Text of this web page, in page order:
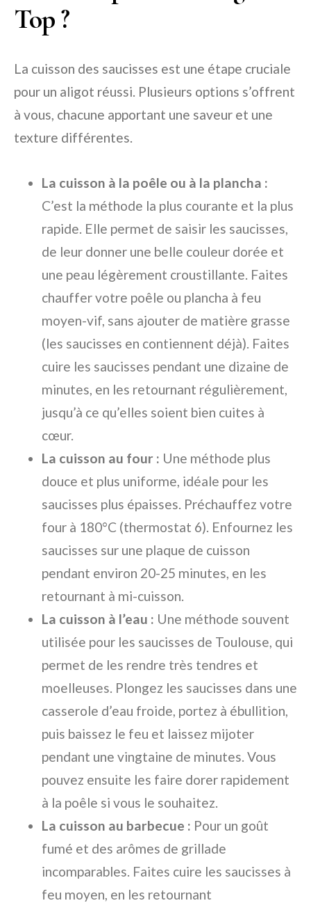
Top ?
La cuisson des saucisses est une étape cruciale
pour un aligot réussi. Plusieurs options s’offrent
à vous, chacune apportant une saveur et une
texture différentes.
La cuisson à la poêle ou à la plancha :
C’est la méthode la plus courante et la plus
rapide. Elle permet de saisir les saucisses,
de leur donner une belle couleur dorée et
une peau légèrement croustillante. Faites
chauffer votre poêle ou plancha à feu
moyen-vif, sans ajouter de matière grasse
(les saucisses en contiennent déjà). Faites
cuire les saucisses pendant une dizaine de
minutes, en les retournant régulièrement,
jusqu’à ce qu’elles soient bien cuites à
cœur.
La cuisson au four : Une méthode plus
douce et plus uniforme, idéale pour les
saucisses plus épaisses. Préchauffez votre
four à 180°C (thermostat 6). Enfournez les
saucisses sur une plaque de cuisson
pendant environ 20-25 minutes, en les
retournant à mi-cuisson.
La cuisson à l’eau : Une méthode souvent
utilisée pour les saucisses de Toulouse, qui
permet de les rendre très tendres et
moelleuses. Plongez les saucisses dans une
casserole d’eau froide, portez à ébullition,
puis baissez le feu et laissez mijoter
pendant une vingtaine de minutes. Vous
pouvez ensuite les faire dorer rapidement
à la poêle si vous le souhaitez.
La cuisson au barbecue : Pour un goût
fumé et des arômes de grillade
incomparables. Faites cuire les saucisses à
feu moyen, en les retournant